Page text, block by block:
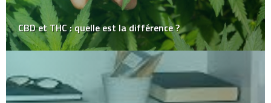
CBD et THC : quelle est la différence ?